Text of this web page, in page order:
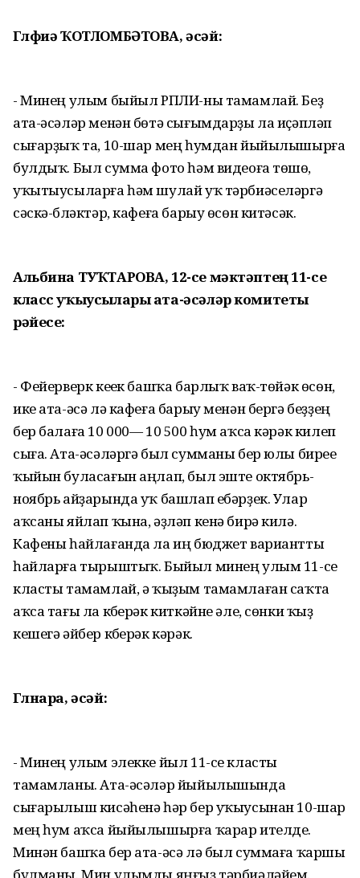
Гөлфиә ҠОТЛОМБӘТОВА, әсәй:
- Минең улым быйыл РПЛИ-ны тамамлай. Беҙ
ата-әсәләр менән бөтә сығымдарҙы ла иҫәпләп
сығарҙыҡ та, 10-шар мең һумдан йыйылышырға
булдыҡ. Был сумма фото һәм видеоға төшөү,
уҡытыусыларға һәм шулай уҡ тәрбиәселәргә
сәскә-бүләктәр, кафеға барыу өсөн китәсәк.
Альбина ТУҠТАРОВА, 12-се мәктәптең 11-се
класс уҡыусылары ата-әсәләр комитеты
рәйесе:
- Фейерверк кеүек башҡа барлыҡ ваҡ-төйәк өсөн,
ике ата-әсә лә кафеға барыу менән бергә беҙҙең
бер балаға 10 000— 10 500 һум аҡса кәрәк килеп
сыға. Ата-әсәләргә был сумманы бер юлы биреүе
ҡыйын буласағын аңлап, был эште октябрь-
ноябрь айҙарында уҡ башлап ебәрҙек. Улар
аҡсаны яйлап ҡына, әҙләп кенә бирә килә.
Кафены һайлағанда ла иң бюджет вариантты
һайларға тырыштыҡ. Быйыл минең улым 11-се
класты тамамлай, ә ҡыҙым тамамлаған саҡта
аҡса тағы ла күберәк киткәйне әле, сөнки ҡыҙ
кешегә әйбер күберәк кәрәк.
Гөлнара, әсәй:
- Минең улым элекке йыл 11-се класты
тамамланы. Ата-әсәләр йыйылышында
сығарылыш кисәһенә һәр бер уҡыусынан 10-шар
мең һум аҡса йыйылышырға ҡарар ителде.
Минән башҡа бер ата-әсә лә был суммаға ҡаршы